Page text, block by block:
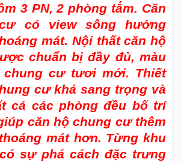
3 PN, 2 phòng tắm. Căn
có view sông hướng
mát. Nội thất căn hộ
chuẩn bị đầy đủ, màu
chung cư tươi mới. Thiết
cư khá sang trọng và
cả các phòng đều bố trí
căn hộ chung cư thêm
mát hơn. Từng khu
sự phá cách đặc trưng